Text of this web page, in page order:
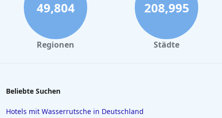
Hotels mit Privatpool in Bodrum
Hotels mit Privatpool auf Mauritius
Hotels mit Privatpool in der Dominikanischen
Republik
49,804
Regionen
208,995
Städte
Beliebte Suchen
Hotels mit Wasserrutsche in Deutschland